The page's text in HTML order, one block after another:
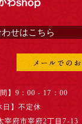
せはこちら
】9：00 - 17：00
日】不定休
宰府市宰府2丁目7-13